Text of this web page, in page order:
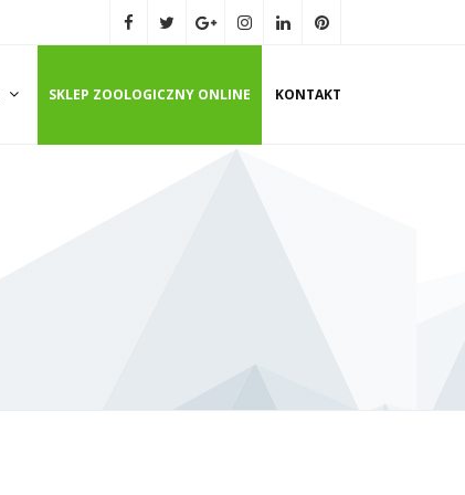
SKLEP ZOOLOGICZNY ONLINE KONTAKT